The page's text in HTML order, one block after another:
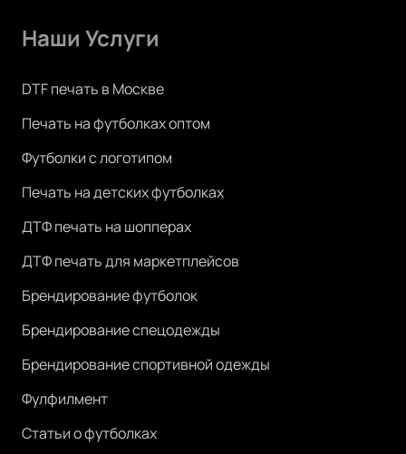
Наши Услуги
DTF печать в Москве
Печать на футболках оптом
Футболки с логотипом
Печать на детских футболках
ДТФ печать на шопперах
ДТФ печать для маркетплейсов
Брендирование футболок
Брендирование спецодежды
Брендирование спортивной одежды
Фулфилмент
Статьи о футболках